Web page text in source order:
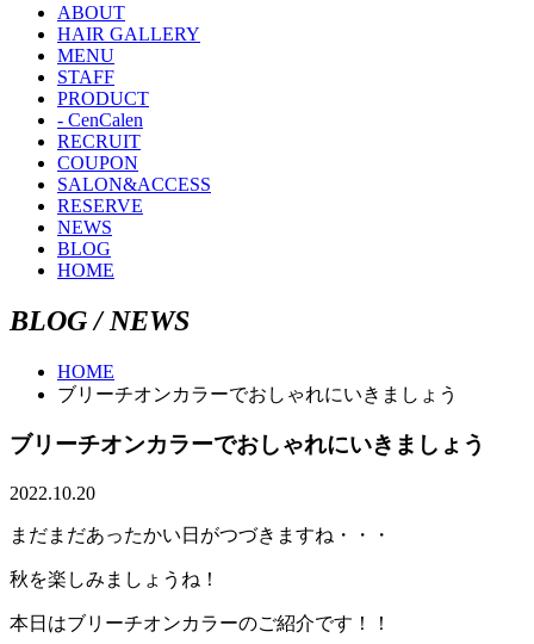
ABOUT
HAIR GALLERY
MENU
STAFF
PRODUCT
- CenCalen
RECRUIT
COUPON
SALON&ACCESS
RESERVE
NEWS
BLOG
HOME
BLOG / NEWS
HOME
ブリーチオンカラーでおしゃれにいきましょう
ブリーチオンカラーでおしゃれにいきましょう
2022.10.20
まだまだあったかい日がつづきますね・・・
秋を楽しみましょうね！
本日はブリーチオンカラーのご紹介です！！